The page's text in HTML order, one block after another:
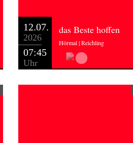
12.07.
2026
07:45
Uhr
das Beste hoffen
Hörmal | Reichling